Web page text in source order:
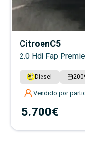
CitroenC5
2.0 Hdi Fap
Diésel
Vendido por
5.700€